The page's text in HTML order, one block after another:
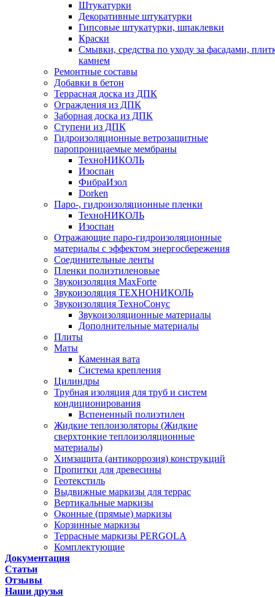
Штукатурки
Декоративные штукатурки
Гипсовые штукатурки, шпаклевки
Краски
Смывки, средства по уходу за фасадами,
камнем
Ремонтные составы
Добавки в бетон
Террасная доска из ДПК
Ограждения из ДПК
Заборная доска из ДПК
Ступени из ДПК
Гидроизоляционные ветрозащитные
паропроницаемые мембраны
ТехноНИКОЛЬ
Изоспан
ФибраИзол
Dorken
Паро-, гидроизоляционные пленки
ТехноНИКОЛЬ
Изоспан
Отражающие паро-гидроизоляционные
материалы с эффектом энергосбережения
Соединительные ленты
Пленки полиэтиленовые
Звукоизоляция MaxForte
Звукоизоляция ТЕХНОНИКОЛЬ
Звукоизоляция ТехноСонус
Звукоизоляционные материалы
Дополнительные материалы
Плиты
Маты
Каменная вата
Система крепления
Цилиндры
Трубная изоляция для труб и систем
кондиционирования
Вспененный полиэтилен
Жидкие теплоизоляторы (Жидкие
сверхтонкие теплоизоляционные
материалы)
Химзащита (антикоррозия) конструкций
Пропитки для древесины
Геотекстиль
Выдвижные маркизы для террас
Вертикальные маркизы
Оконные (прямые) маркизы
Корзинные маркизы
Террасные маркизы PERGOLA
Комплектующие
Документация
Статьи
Отзывы
Наши друзья